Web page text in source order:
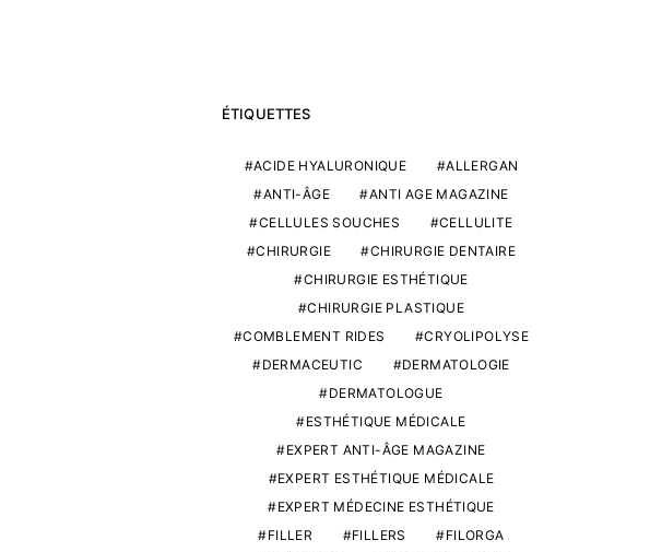
ÉTIQUETTES
ACIDE HYALURONIQUE
ALLERGAN
ANTI-ÂGE
ANTI AGE MAGAZINE
CELLULES SOUCHES
CELLULITE
CHIRURGIE
CHIRURGIE DENTAIRE
CHIRURGIE ESTHÉTIQUE
CHIRURGIE PLASTIQUE
COMBLEMENT RIDES
CRYOLIPOLYSE
DERMACEUTIC
DERMATOLOGIE
DERMATOLOGUE
ESTHÉTIQUE MÉDICALE
EXPERT ANTI-ÂGE MAGAZINE
EXPERT ESTHÉTIQUE MÉDICALE
EXPERT MÉDECINE ESTHÉTIQUE
FILLER
FILLERS
FILORGA